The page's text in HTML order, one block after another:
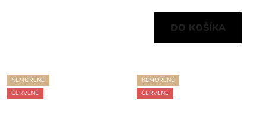
DO KOŠÍKA
NEMOŘENÉ
ČERVENÉ
NEMOŘENÉ
ČERVENÉ